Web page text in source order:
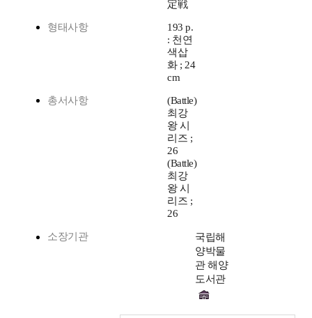
定戦
형태사항
193 p.
: 천연
색삽
화 ; 24
cm
총서사항
(Battle)
최강
왕 시
리즈 ;
26
(Battle)
최강
왕 시
리즈 ;
26
소장기관
국립해
양박물
관 해양
도서관